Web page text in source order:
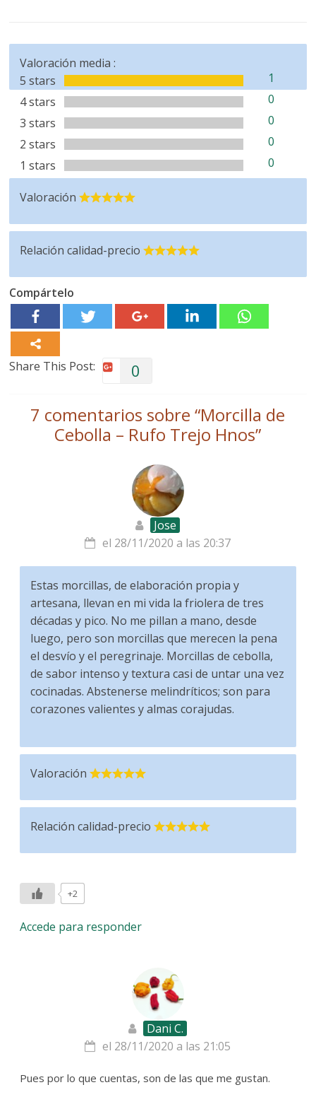
Valoración media :
5 stars
1
4 stars
0
3 stars
0
2 stars
0
1 stars
0
Valoración
Relación calidad-precio
Compártelo
Share This Post: 0
7 comentarios sobre “Morcilla de
Cebolla – Rufo Trejo Hnos”
Jose
el 28/11/2020 a las 20:37
Estas morcillas, de elaboración propia y
artesana, llevan en mi vida la friolera de tres
décadas y pico. No me pillan a mano, desde
luego, pero son morcillas que merecen la pena
el desvío y el peregrinaje. Morcillas de cebolla,
de sabor intenso y textura casi de untar una vez
cocinadas. Abstenerse melindríticos; son para
corazones valientes y almas corajudas.
Valoración
Relación calidad-precio
+2
Accede para responder
Dani C.
el 28/11/2020 a las 21:05
Pues por lo que cuentas, son de las que me gustan.